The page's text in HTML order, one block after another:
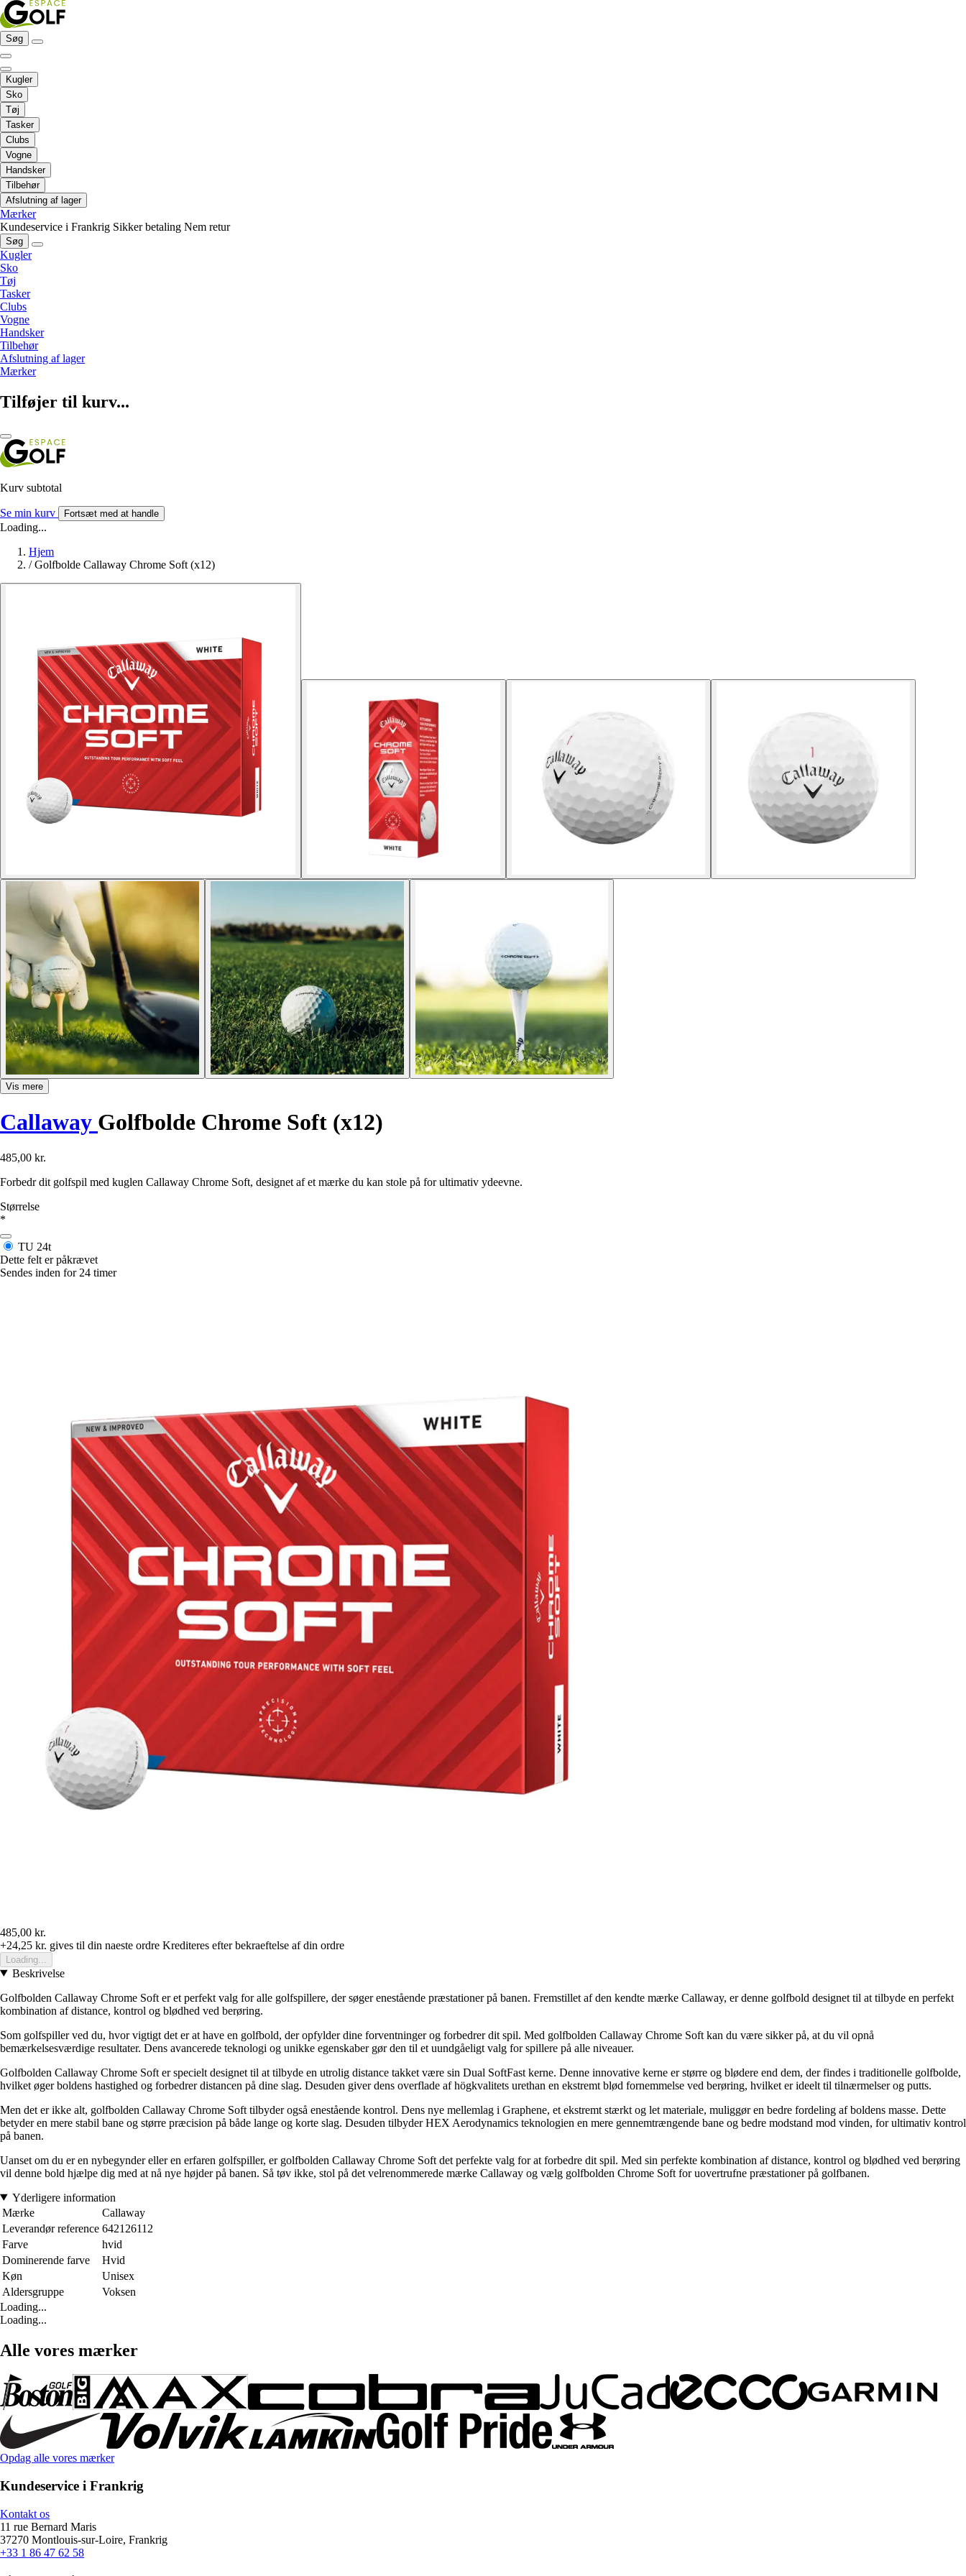
Søg
Kugler
Sko
Tøj
Tasker
Clubs
Vogne
Handsker
Tilbehør
Afslutning af lager
Mærker
Kundeservice i Frankrig Sikker betaling Nem retur
Søg
Kugler
Sko
Tøj
Tasker
Clubs
Vogne
Handsker
Tilbehør
Afslutning af lager
Mærker
Tilføjer til kurv...
Kurv subtotal
Se min kurv Fortsæt med at handle
Loading...
Hjem
/ Golfbolde Callaway Chrome Soft (x12)
Vis mere
Callaway Golfbolde Chrome Soft (x12)
485,00 kr.
Forbedr dit golfspil med kuglen Callaway Chrome Soft, designet af et mærke du kan stole på for ultimativ ydeevne.
Størrelse
*
TU 24t
Dette felt er påkrævet
Sendes inden for 24 timer
485,00 kr.
+24,25 kr. gives til din naeste ordre Krediteres efter bekraeftelse af din ordre
Loading...
Beskrivelse
Golfbolden Callaway Chrome Soft er et perfekt valg for alle golfspillere, der søger enestående præstationer på banen. Fremstillet af den kendte mærke Callaway, er denne golfbold designet til at tilbyde en perfekt
kombination af distance, kontrol og blødhed ved berøring.
Som golfspiller ved du, hvor vigtigt det er at have en golfbold, der opfylder dine forventninger og forbedrer dit spil. Med golfbolden Callaway Chrome Soft kan du være sikker på, at du vil opnå
bemærkelsesværdige resultater. Dens avancerede teknologi og unikke egenskaber gør den til et uundgåeligt valg for spillere på alle niveauer.
Golfbolden Callaway Chrome Soft er specielt designet til at tilbyde en utrolig distance takket være sin Dual SoftFast kerne. Denne innovative kerne er større og blødere end dem, der findes i traditionelle golfbolde,
hvilket øger boldens hastighed og forbedrer distancen på dine slag. Desuden giver dens overflade af högkvalitets urethan en ekstremt blød fornemmelse ved berøring, hvilket er ideelt til tilnærmelser og putts.
Men det er ikke alt, golfbolden Callaway Chrome Soft tilbyder også enestående kontrol. Dens nye mellemlag i Graphene, et ekstremt stærkt og let materiale, muliggør en bedre fordeling af boldens masse. Dette
betyder en mere stabil bane og større præcision på både lange og korte slag. Desuden tilbyder HEX Aerodynamics teknologien en mere gennemtrængende bane og bedre modstand mod vinden, for ultimativ kontrol
på banen.
Uanset om du er en nybegynder eller en erfaren golfspiller, er golfbolden Callaway Chrome Soft det perfekte valg for at forbedre dit spil. Med sin perfekte kombination af distance, kontrol og blødhed ved berøring
vil denne bold hjælpe dig med at nå nye højder på banen. Så tøv ikke, stol på det velrenommerede mærke Callaway og vælg golfbolden Chrome Soft for uovertrufne præstationer på golfbanen.
Yderligere information
Mærke
Callaway
Leverandør reference 642126112
Farve
hvid
Dominerende farve
Hvid
Køn
Unisex
Aldersgruppe
Voksen
Loading...
Loading...
Alle vores mærker
Opdag alle vores mærker
Kundeservice i Frankrig
Kontakt os
11 rue Bernard Maris
37270 Montlouis-sur-Loire, Frankrig
+33 1 86 47 62 58